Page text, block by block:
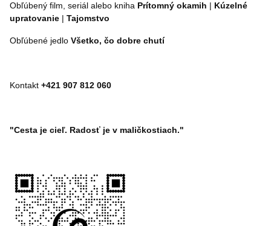
Obľúbený film, seriál alebo kniha Prítomný okamih | Kúzelné
upratovanie | Tajomstvo
Obľúbené jedlo Všetko, čo dobre chutí
Kontakt +421 907 812 060
"Cesta je cieľ. Radosť je v maličkostiach."